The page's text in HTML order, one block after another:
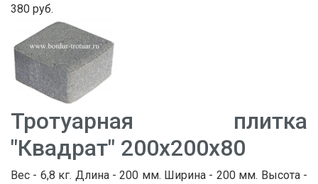
380 руб.
Тротуарная плитка
"Квадрат" 200х200х80
Вес - 6,8 кг. Длина - 200 мм. Ширина - 200 мм. Высота -